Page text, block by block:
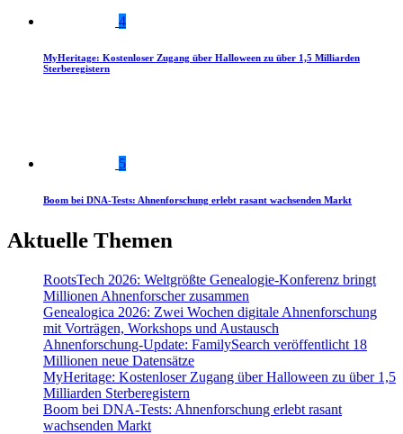
4
MyHeritage: Kostenloser Zugang über Halloween zu über 1,5 Milliarden
Sterberegistern
5
Boom bei DNA-Tests: Ahnenforschung erlebt rasant wachsenden Markt
Aktuelle Themen
RootsTech 2026: Weltgrößte Genealogie-Konferenz bringt
Millionen Ahnenforscher zusammen
Genealogica 2026: Zwei Wochen digitale Ahnenforschung
mit Vorträgen, Workshops und Austausch
Ahnenforschung-Update: FamilySearch veröffentlicht 18
Millionen neue Datensätze
MyHeritage: Kostenloser Zugang über Halloween zu über 1,5
Milliarden Sterberegistern
Boom bei DNA-Tests: Ahnenforschung erlebt rasant
wachsenden Markt